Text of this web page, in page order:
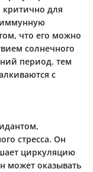
для
иммунную
что его можно
солнечного
период. тем
с
стресса. Он
циркуляцию
может оказывать